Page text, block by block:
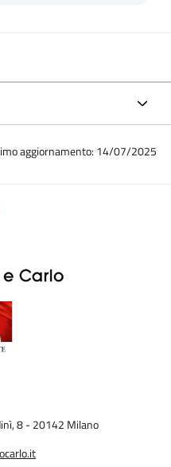
aggiornamento: 14/07/2025
8 - 20142 Milano